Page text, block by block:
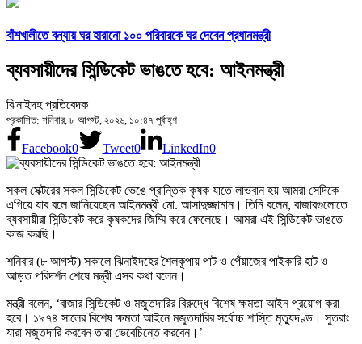
বাঁশখালীতে বন্যায় ঘর হারানো ১০০ পরিবারকে ঘর দেবেন প্রধানমন্ত্রী
ব্যবসায়ীদের সিন্ডিকেট ভাঙতে হবে: আইনমন্ত্রী
ঝিনাইদহ প্রতিবেদক
প্রকাশিত: শনিবার, ৮ আগস্ট, ২০২৬, ১০:৪৭ পূর্বাহ্ণ
Facebook0 Tweet0 LinkedIn0
সকল সেক্টরের সকল সিন্ডিকেট ভেঙে প্রান্তিক কৃষক যাতে লাভবান হয় আমরা সেদিকে
এগিয়ে যাব বলে জানিয়েছেন আইনমন্ত্রী মো. আসাদুজ্জামান। তিনি বলেন, বাজারগুলোতে
ব্যবসায়ীরা সিন্ডিকেট করে কৃষকদের জিম্মি করে ফেলেছে। আমরা এই সিন্ডিকেট ভাঙতে
কাজ করছি।
শনিবার (৮ আগস্ট) সকালে ঝিনাইদহের শৈলকূপায় পাট ও পেঁয়াজের পাইকারি হাট ও
আড়ত পরিদর্শন শেষে মন্ত্রী এসব কথা বলেন।
মন্ত্রী বলেন, ‘বাজার সিন্ডিকেট ও মজুতদারির বিরুদ্ধে বিশেষ ক্ষমতা আইন প্রয়োগ করা
হবে। ১৯৭৪ সালের বিশেষ ক্ষমতা আইনে মজুতদারির সর্বোচ্চ শাস্তি মৃত্যুদণ্ড। সুতরাং
যারা মজুতদারি করবেন তারা ভেবেচিন্তে করবেন।’